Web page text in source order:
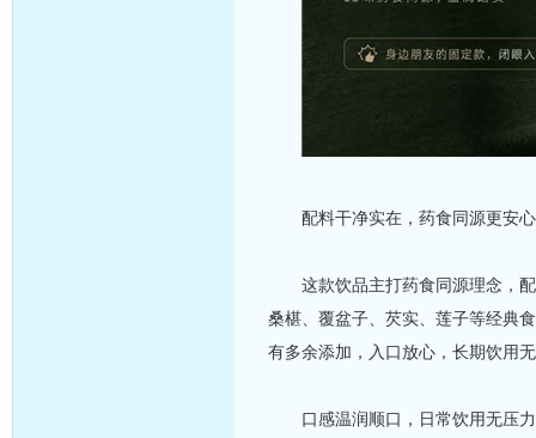
配料干净实在，药食同源更安心
这款饮品主打药食同源理念，配
桑椹、覆盆子、芡实、莲子等经典
有多余添加，入口放心，长期饮用
口感温润顺口，日常饮用无压力